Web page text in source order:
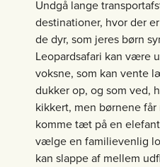
Undgå lange
destinationer, hvor der
de dyr, som jeres børn
Leopardsafari kan være
voksne, som kan vente
dukker op, og som ved,
kikkert, men børnene
komme tæt på en
vælge en familievenlig
kan slappe af mellem